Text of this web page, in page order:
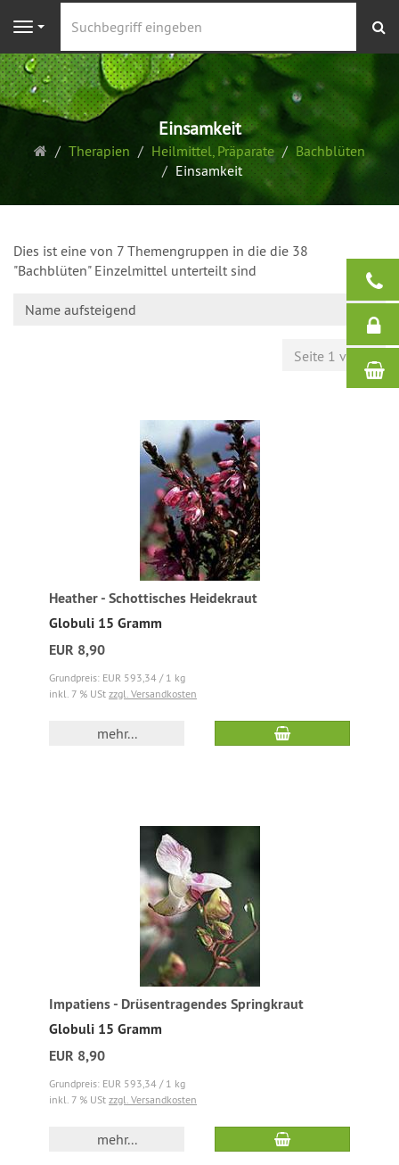
Navigation
Einsamkeit
Startseite
Therapien Heilmittel, Präparate
Bachblüten
Einsamkeit
Dies ist eine von 7 Themengruppen in die die 38
"Bachblüten" Einzelmittel unterteilt sind
Name aufsteigend
Seite 1 von 1
Heather - Schottisches Heidekraut
Globuli 15 Gramm
EUR 8,90
Grundpreis: EUR 593,34 / 1 kg
inkl. 7 % USt zzgl. Versandkosten
mehr...
Impatiens - Drüsentragendes Springkraut
Globuli 15 Gramm
EUR 8,90
Grundpreis: EUR 593,34 / 1 kg
inkl. 7 % USt zzgl. Versandkosten
mehr...